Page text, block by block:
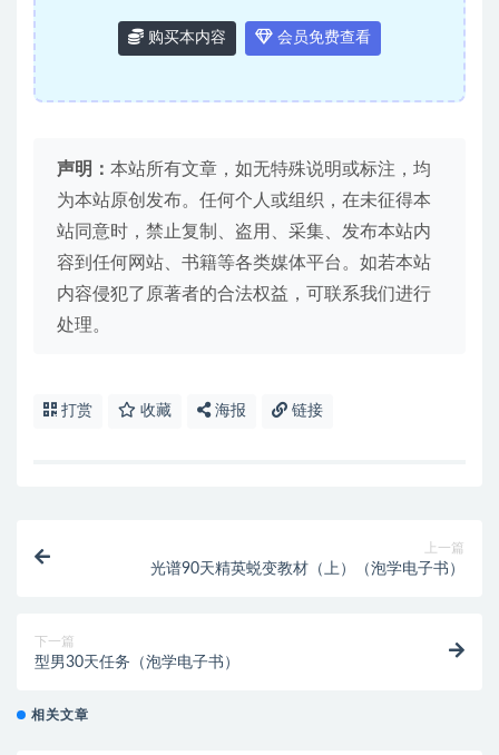
购买本内容 会员免费查看
声明： 本站所有文章，如无特殊说明或标注，均
为本站原创发布。任何个人或组织，在未征得本
站同意时，禁止复制、盗用、采集、发布本站内
容到任何网站、书籍等各类媒体平台。如若本站
内容侵犯了原著者的合法权益，可联系我们进行
处理。
打赏 收藏 海报 链接
上一篇
光谱90天精英蜕变教材（上）（泡学电子书）
下一篇
型男30天任务（泡学电子书）
相关文章